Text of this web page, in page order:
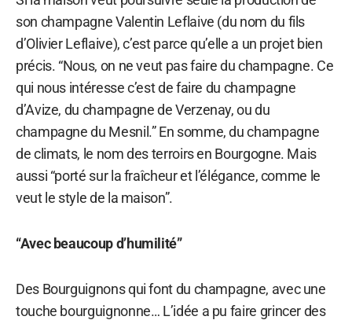
son champagne Valentin Leflaive (du nom du fils
d’Olivier Leflaive), c’est parce qu’elle a un projet bien
précis. “Nous, on ne veut pas faire du champagne. Ce
qui nous intéresse c’est de faire du champagne
d’Avize, du champagne de Verzenay, ou du
champagne du Mesnil.” En somme, du champagne
de climats, le nom des terroirs en Bourgogne. Mais
aussi “porté sur la fraîcheur et l’élégance, comme le
veut le style de la maison”.
“Avec beaucoup d’humilité”
Des Bourguignons qui font du champagne, avec une
touche bourguignonne… L’idée a pu faire grincer des